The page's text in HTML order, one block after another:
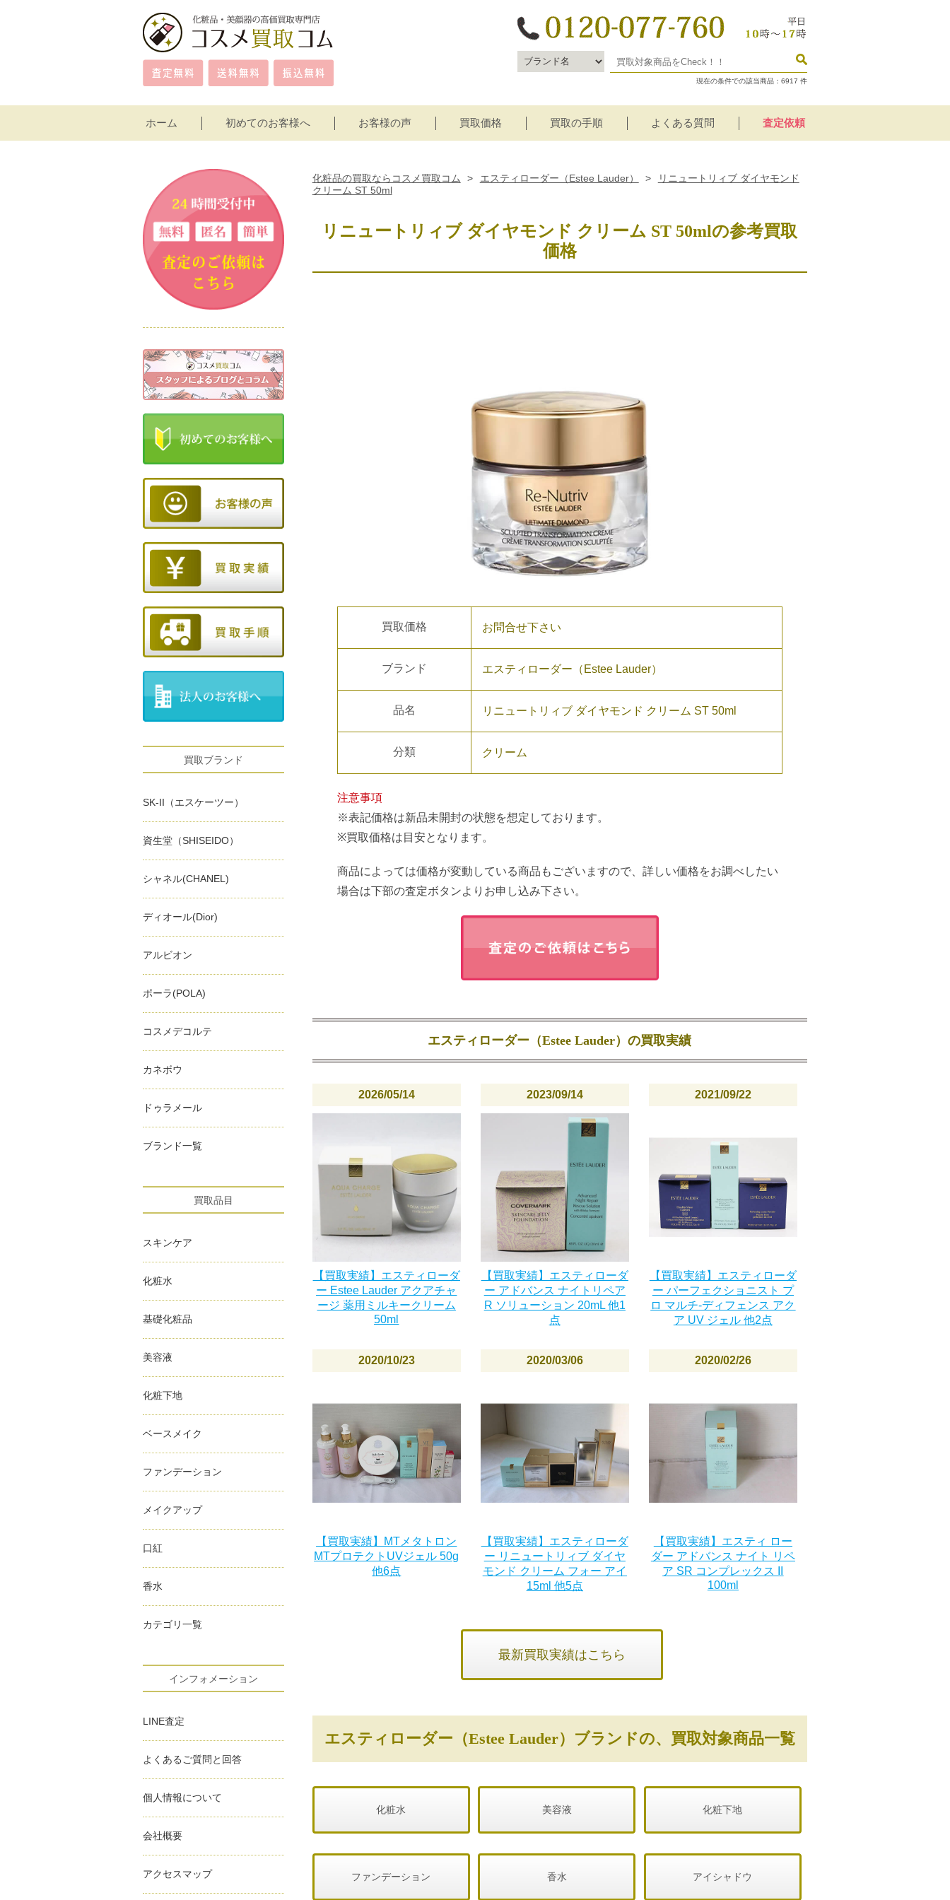
現在の条件での該当商品： 6917 件
ホーム 初めてのお客様へ お客様の声 買取価格
買取の手順
よくある質問 査定依頼
化粧品の買取ならコスメ買取コム > エスティローダー（Estee Lauder） >
リニュートリィブ ダイヤモンド
クリーム ST 50ml
リニュートリィブ ダイヤモンド クリーム ST 50mlの参考買取
価格
買取価格 お問合せ下さい
ブランド エスティローダー（Estee Lauder）
品名 リニュートリィブ ダイヤモンド クリーム ST 50ml
分類 クリーム
注意事項
※表記価格は新品未開封の状態を想定しております。
※買取価格は目安となります。
商品によっては価格が変動している商品もございますので、詳しい価格をお調べしたい
場合は下部の査定ボタンよりお申し込み下さい。
エスティローダー（Estee Lauder）の買取実績
2026/05/14
【買取実績】エスティローダ
ー Estee Lauder アクアチャ
ージ 薬用ミルキークリーム
50ml
2023/09/14
【買取実績】エスティローダ
ー アドバンス ナイトリペア
R ソリューション 20mL 他1
点
2021/09/22
【買取実績】エスティローダ
ー パーフェクショニスト プ
ロ マルチ-ディフェンス アク
ア UV ジェル 他2点
2020/10/23
【買取実績】MTメタトロン
MTプロテクトUVジェル 50g
他6点
2020/03/06
【買取実績】エスティローダ
ー リニュートリィブ ダイヤ
モンド クリーム フォー アイ
15ml 他5点
2020/02/26
【買取実績】エスティ ロー
ダー アドバンス ナイト リペ
ア SR コンプレックス II
100ml
最新買取実績はこちら
エスティローダー（Estee Lauder）ブランドの、買取対象商品一覧
化粧水 美容液 化粧下地
ファンデーション 香水 アイシャドウ
買取ブランド
SK-II（エスケーツー）
資生堂（SHISEIDO）
シャネル(CHANEL)
ディオール(Dior)
アルビオン
ポーラ(POLA)
コスメデコルテ
カネボウ
ドゥラメール
ブランド一覧
買取品目
スキンケア
化粧水
基礎化粧品
美容液
化粧下地
ベースメイク
ファンデーション
メイクアップ
口紅
香水
カテゴリ一覧
インフォメーション
LINE査定
よくあるご質問と回答
個人情報について
会社概要
アクセスマップ